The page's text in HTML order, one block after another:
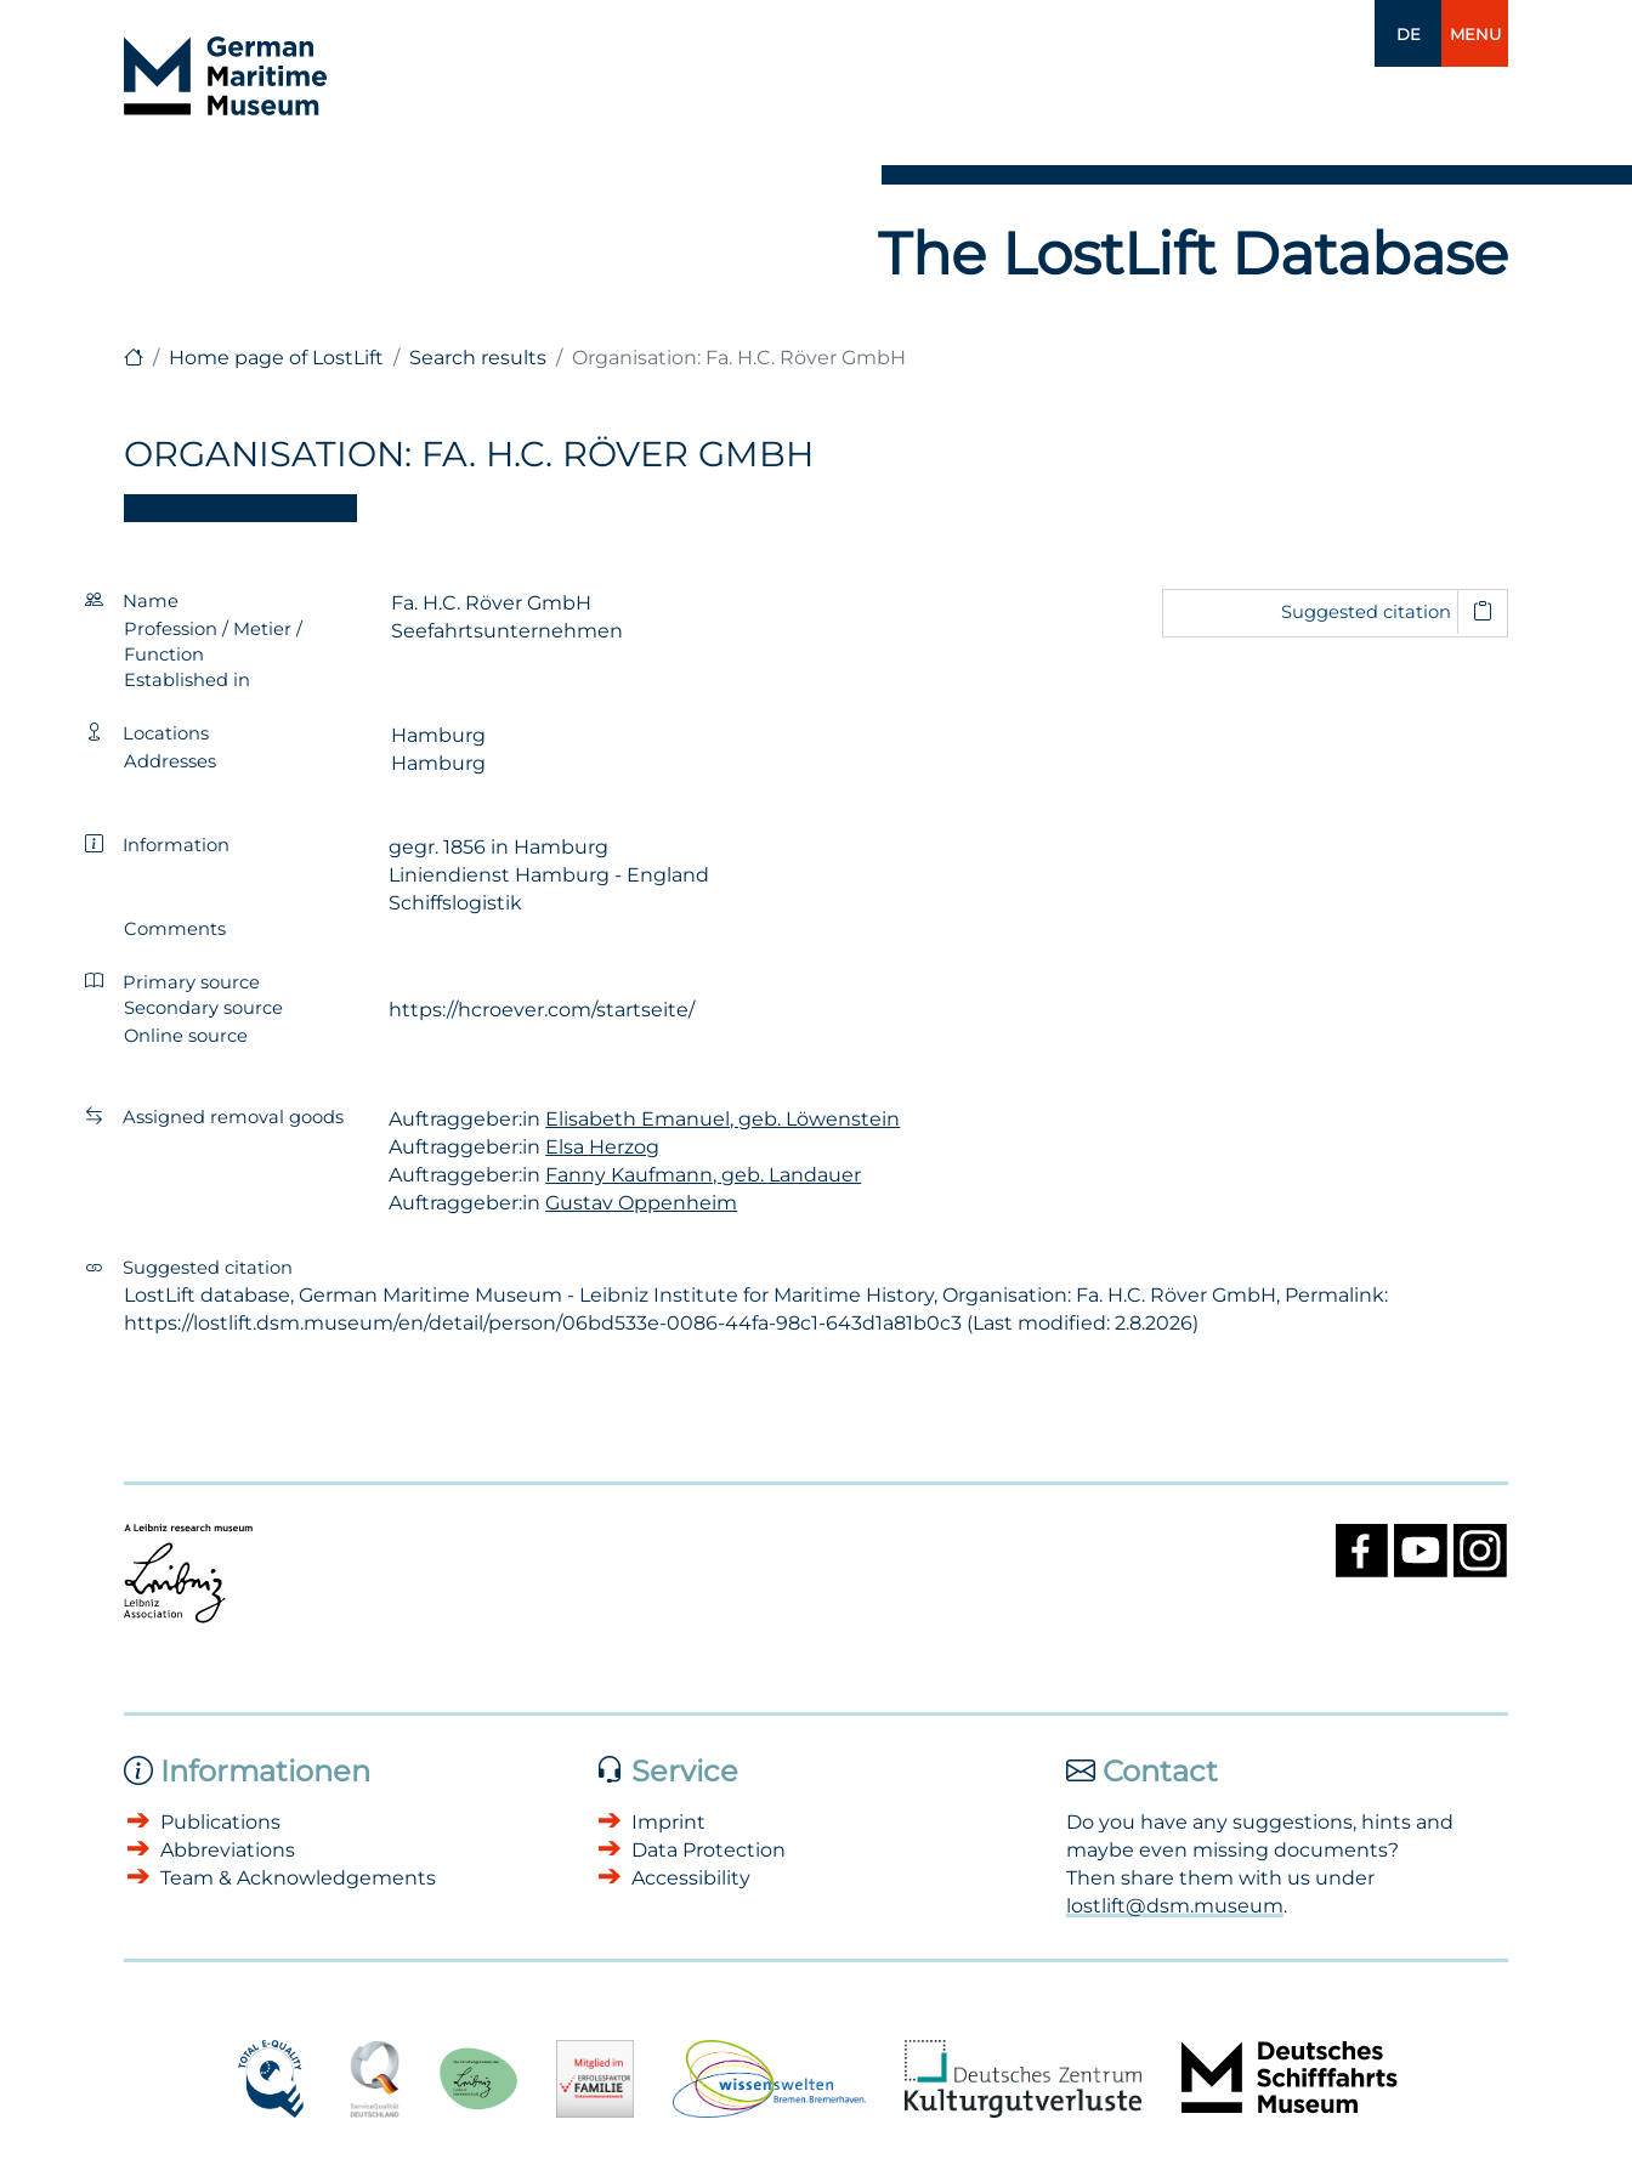
DE MENU
The LostLift Database
Home page of LostLift Search results Organisation: Fa. H.C. Röver GmbH
ORGANISATION: FA. H.C. RÖVER GMBH
Name Fa. H.C. Röver GmbH
Profession / Metier /
Function
Seefahrtsunternehmen
Established in
Locations Hamburg
Addresses Hamburg
Suggested citation
Information
gegr. 1856 in Hamburg
Liniendienst Hamburg - England
Schiffslogistik
Comments
Primary source
Secondary source
https://hcroever.com/startseite/
Online source
Assigned removal goods Auftraggeber:in Elisabeth Emanuel, geb. Löwenstein
Auftraggeber:in Elsa Herzog
Auftraggeber:in Fanny Kaufmann, geb. Landauer
Auftraggeber:inGustav Oppenheim
Suggested citation
LostLift database, German Maritime Museum - Leibniz Institute for Maritime History, Organisation: Fa. H.C. Röver GmbH, Permalink:
https://lostlift.dsm.museum/en/detail/person/06bd533e-0086-44fa-98c1-643d1a81b0c3 (Last modified: 2.8.2026)
Informationen
Publications
Abbreviations
Team & Acknowledgements
Service
Imprint
Data Protection
Accessibility
Contact
Do you have any suggestions, hints and
maybe even missing documents?
Then share them with us under
lostlift@dsm.museum.